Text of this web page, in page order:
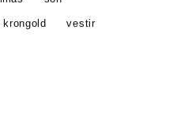
vestir